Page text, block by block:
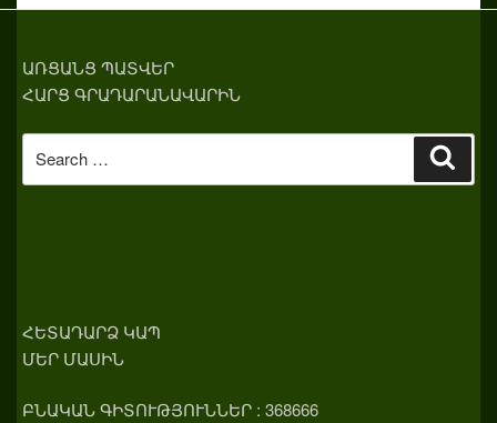
ԱՌՑԱՆՑ ՊԱՏՎԵՐ
ՀԱՐՑ ԳՐԱԴԱՐԱՆԱՎԱՐԻՆ
for:
ՀԵՏԱԴԱՐՁ ԿԱՊ
ՄԵՐ ՄԱՍԻՆ
ԲՆԱԿԱՆ ԳԻՏՈՒԹՅՈՒՆՆԵՐ : 368666